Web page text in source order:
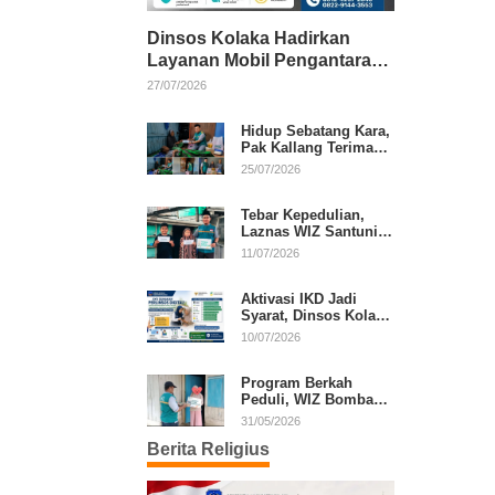
Dinsos Kolaka Hadirkan
Layanan Mobil Pengantaran
Gratis bagi Pasien Penerima
27/07/2026
Hidup Sebatang Kara,
Pak Kallang Terima
Bantuan dari Laznas
25/07/2026
Tebar Kepedulian,
Laznas WIZ Santuni
Anak Yatim dan
11/07/2026
Aktivasi IKD Jadi
Syarat, Dinsos Kolaka
Sosialisasikan
10/07/2026
Program Berkah
Peduli, WIZ Bombana
Bantu Lansia dan
31/05/2026
Berita Religius